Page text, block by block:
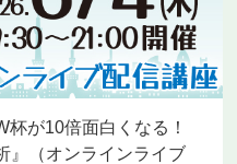
が10倍面白くなる！
』（オンラインライブ